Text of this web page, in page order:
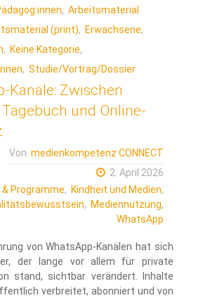
, Arbeitsmaterial
(print), Erwachsene,
, Keine Kategorie,
, Studie/Vortrag/Dossier
Kanäle: Zwischen
und Online-
Von medienkompetenz CONNECT
2. April 2026
& Programme, Kindheit und Medien,
, Mediennutzung,
WhatsApp
von WhatsApp-Kanälen hat sich
der lange vor allem für private
stand, sichtbar verändert. Inhalte
verbreitet, abonniert und von